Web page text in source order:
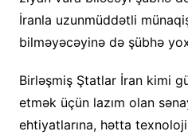
İranla uzunmüddətli
bilməyəcəyinə də şübhə
Birləşmiş Ştatlar İran kimi
etmək üçün lazım olan
ehtiyatlarına, hətta